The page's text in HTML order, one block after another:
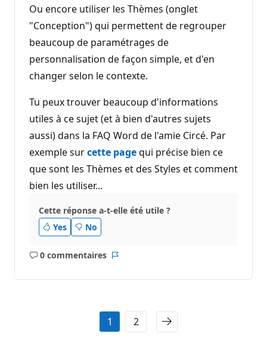
Ou encore utiliser les Thèmes (onglet
"Conception") qui permettent de regrouper
beaucoup de paramétrages de
personnalisation de façon simple, et d'en
changer selon le contexte.
Tu peux trouver beaucoup d'informations
utiles à ce sujet (et à bien d'autres sujets
aussi) dans la FAQ Word de l'amie Circé. Par
exemple surcette pagequi précise bien ce
que sont les Thèmes et des Styles et comment
bien les utiliser...
Cette réponse a-t-elle été utile ?
Yes
No
0 commentaires
Aucun
1 2